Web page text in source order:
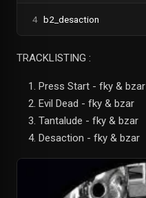
4 b2_desaction
TRACKLISTING :
Press Start - fky & bzar
Evil Dead - fky & bzar
Tantalude - fky & bzar
Desaction - fky & bzar